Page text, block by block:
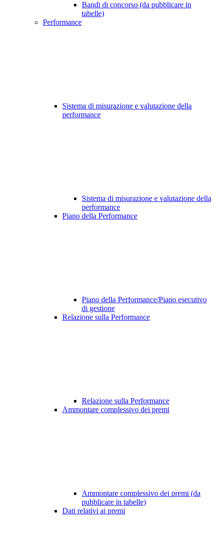
Bandi di concorso (da pubblicare in
tabelle)
Performance
Sistema di misurazione e valutazione della
performance
Sistema di misurazione e valutazione della
performance
Piano della Performance
Piano della Performance/Piano esecutivo
di gestione
Relazione sulla Performance
Relazione sulla Performance
Ammontare complessivo dei premi
Ammontare complessivo dei premi (da
pubblicare in tabelle)
Dati relativi ai premi